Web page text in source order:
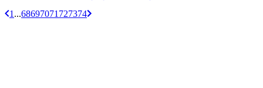
1 ...68697071 727374